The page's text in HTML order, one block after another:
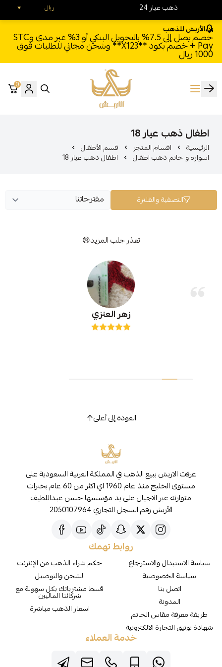
الأربش للذهب
خصم يصل إلى 7.5% بالتحويل البنكي أو 3% عبر مدى وSTC
Pay + خصم بكود **X123** وشحن مجاني للطلبات فوق
1000 ريال
الأربش للذهب
0
اطفال ذهب عيار 18
الرئيسية اقسام المتجر قسم الأطفال
اسواره و خاتم ذهب اطفال اطفال ذهب عيار 18
التصفية والفلترة
تعذر جلب المزيد😢
زهر العنزي
العودة إلى أعلى
عرفت الاربش ببيع الذهب في المملكة العربية السعودية على
مستوى الخليج منذ عام 1960 اي اكثر من 60 عام بخبرات
متوارثه عبر الاجيال على يد مؤسسها حسن عبداللطيف
الأربش رقم السجل التجاري 2050107964
روابط تهمك
سياسة الاستبدال والاسترجاع
سياسة الخصوصية
اتصل بنا
المدونة
طريقة معرفة مقاس الخاتم
شهادة توثيق التجارة الالكترونية
حكم شراء الذهب من الإنترنت
الشحن والتوصيل
قسط مشترياتك بكل سهولة مع
شركائنا الماليين
اسعار الذهب مباشرة
خدمة العملاء
24 ذهب عيار ريال